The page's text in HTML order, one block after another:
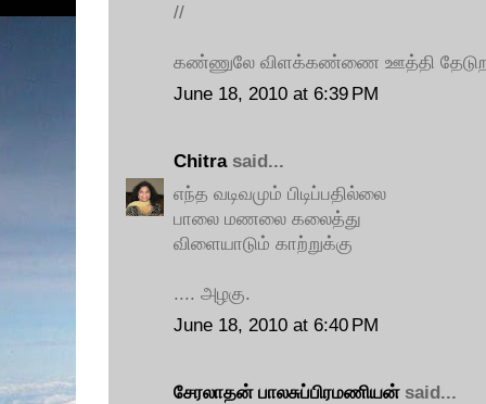
//
கண்ணுலே விளக்கண்ணை ஊத்தி
June 18, 2010 at 6:39 PM
Chitrasaid...
எந்த வடிவமும் பிடிப்பதில்லை
பாலை மணலை கலைத்து
விளையாடும் காற்றுக்கு
.... அழகு.
June 18, 2010 at 6:40 PM
சேரலாதன் பாலசுப்பிரமணியன்said...